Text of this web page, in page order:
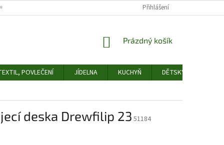
OSOBNÍCH ÚDAJŮ ODSTOUPENÍ OD SMLOUVY
Přihlášení
NÁKUPNÍ
Prázdný košík
POVLEČENÍ JÍDELNA KUCHYŇ DĚTSKÝ POKOJ
deska Drewfilip 23 51184